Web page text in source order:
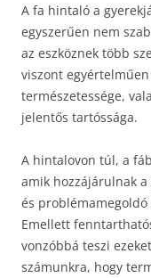
A fa hintaló a
egyszerűen nem
az eszköznek több
viszont
természetessége,
jelentős tartóssága.
A hintalovon túl, a
amik hozzájárulnak
és problémamegoldó
Emellett
vonzóbbá teszi
számunkra, hogy